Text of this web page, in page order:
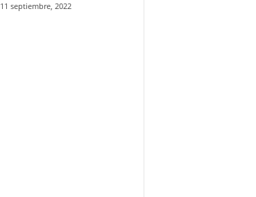
11 septiembre, 2022